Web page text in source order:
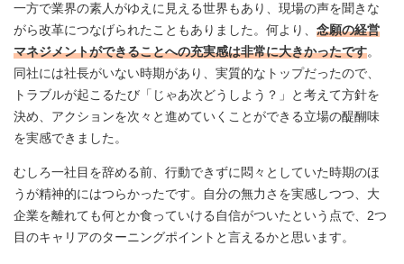
一方で業界の素人がゆえに見える世界もあり、現場の声を聞きな
がら改革につなげられたこともありました。何より、 念願の経営
マネジメントができることへの充実感は非常に大きかったです。
同社には社長がいない時期があり、実質的なトップだったので、
トラブルが起こるたび「じゃあ次どうしよう？」と考えて方針を
決め、アクションを次々と進めていくことができる立場の醍醐味
を実感できました。
むしろ一社目を辞める前、行動できずに悶々としていた時期のほ
うが精神的にはつらかったです。自分の無力さを実感しつつ、大
企業を離れても何とか食っていける自信がついたという点で、2つ
目のキャリアのターニングポイントと言えるかと思います。